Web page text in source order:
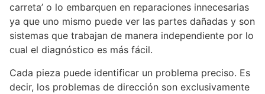
carreta’ o lo embarquen en reparaciones innecesarias
ya que uno mismo puede ver las partes dañadas y son
sistemas que trabajan de manera independiente por lo
cual el diagnóstico es más fácil.
Cada pieza puede identificar un problema preciso. Es
decir, los problemas de dirección son exclusivamente